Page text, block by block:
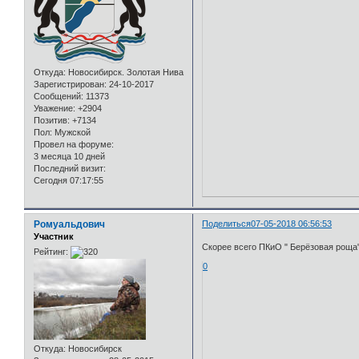
Откуда: Новосибирск. Золотая Нива
Зарегистрирован: 24-10-2017
Сообщений: 11373
Уважение: +2904
Позитив: +7134
Пол: Мужской
Провел на форуме:
3 месяца 10 дней
Последний визит:
Сегодня 07:17:55
Поделиться07-05-2018 06:56:53
Ромуальдович
Участник
Рейтинг:
Откуда: Новосибирск
Скорее всего ПКиО " Берёзовая
0